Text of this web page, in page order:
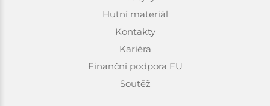
Hutní materiál
Kontakty
Kariéra
Finanční podpora EU
Soutěž